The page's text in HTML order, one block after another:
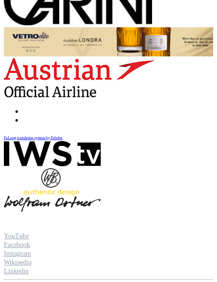
FaLang translation system by Faboba
YouTube
Facebook
Instagram
Wikipedia
Linkedin